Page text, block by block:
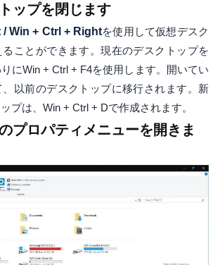
ップを閉じます
Win + Ctrl + Rightを使用して仮想デスク
ることができます。現在のデスクトップを
にWin + Ctrl + F4を使用します。開いてい
、以前のデスクトップに移行されます。新
プは、Win + Ctrl + Dで作成されます。
プロパティメニューを開きま